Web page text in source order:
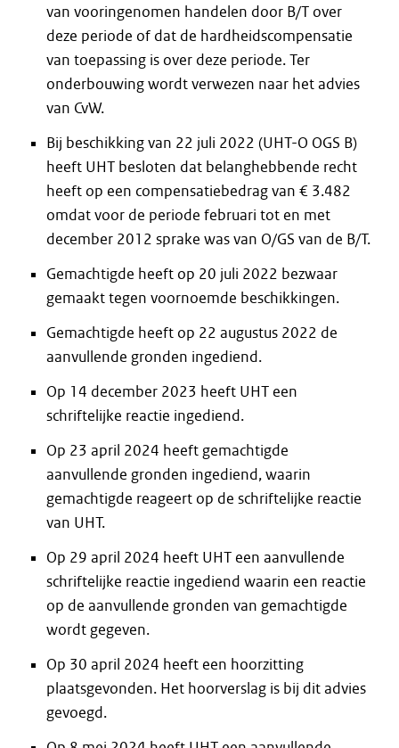
van vooringenomen handelen door B/T over
deze periode of dat de hardheidscompensatie
van toepassing is over deze periode. Ter
onderbouwing wordt verwezen naar het advies
van CvW.
Bij beschikking van 22 juli 2022 (UHT-O OGS B)
heeft UHT besloten dat belanghebbende recht
heeft op een compensatiebedrag van € 3.482
omdat voor de periode februari tot en met
december 2012 sprake was van O/GS van de B/T.
Gemachtigde heeft op 20 juli 2022 bezwaar
gemaakt tegen voornoemde beschikkingen.
Gemachtigde heeft op 22 augustus 2022 de
aanvullende gronden ingediend.
Op 14 december 2023 heeft UHT een
schriftelijke reactie ingediend.
Op 23 april 2024 heeft gemachtigde
aanvullende gronden ingediend, waarin
gemachtigde reageert op de schriftelijke reactie
van UHT.
Op 29 april 2024 heeft UHT een aanvullende
schriftelijke reactie ingediend waarin een reactie
op de aanvullende gronden van gemachtigde
wordt gegeven.
Op 30 april 2024 heeft een hoorzitting
plaatsgevonden. Het hoorverslag is bij dit advies
gevoegd.